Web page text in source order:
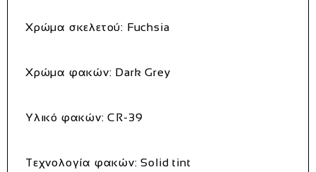
Χρώμα σκελετού: Fuchsia
Χρώμα φακών: Dark Grey
Υλικό φακών: CR-39
Τεχνολογία φακών: Solid tint